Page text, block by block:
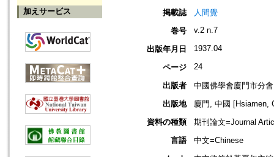
加えサービス
掲載誌
人間覺
巻号
v.2 n.7
出版年月日 1937.04
ページ 24
出版者
中國佛學會廈門市分會
出版地
廈門, 中國 [Hsiamen,
資料の種類
期刊論文=Journal
言語
中文=Chinese